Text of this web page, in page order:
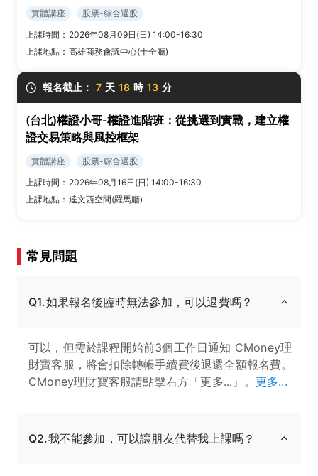
實體講座
股票-綜合選股
上課時間： 2026年08月09日(日) 14:00-16:30
上課地點： 高雄商務會議中心(十全廳)
報名截止： 7 天 18 時 13 分
(台北)權證小哥-權證進階班：從挑選到實戰，建立權
證交易策略與風控框架
實體講座
股票-綜合選股
上課時間： 2026年08月16日(日) 14:00-16:30
上課地點： 達文西空間(羅馬廳)
常見問題
Q1.如果報名後臨時無法參加，可以退費嗎？
可以，但需於課程開始前3個工作日通知 CMoney理
財寶客服，將會扣除轉帳手續費後退還全額報名費。
CMoney理財寶客服請點擊右方「更多...」。 更多...
Q2.我不能參加，可以讓朋友代替我上課嗎？